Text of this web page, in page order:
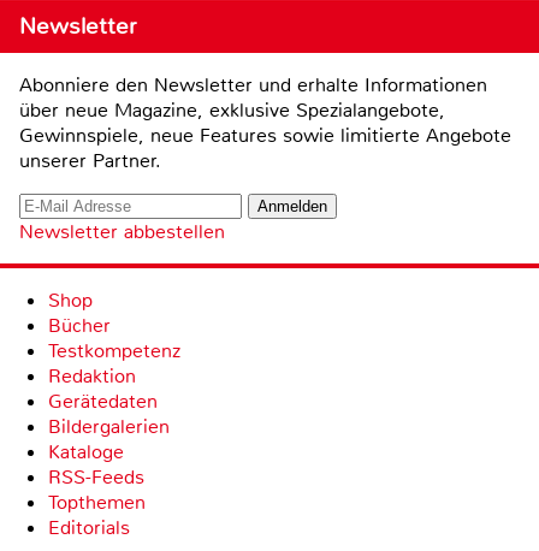
Newsletter
Abonniere den Newsletter und erhalte Informationen
über neue Magazine, exklusive Spezialangebote,
Gewinnspiele, neue Features sowie limitierte Angebote
unserer Partner.
Newsletter abbestellen
Shop
Bücher
Testkompetenz
Redaktion
Gerätedaten
Bildergalerien
Kataloge
RSS-Feeds
Topthemen
Editorials